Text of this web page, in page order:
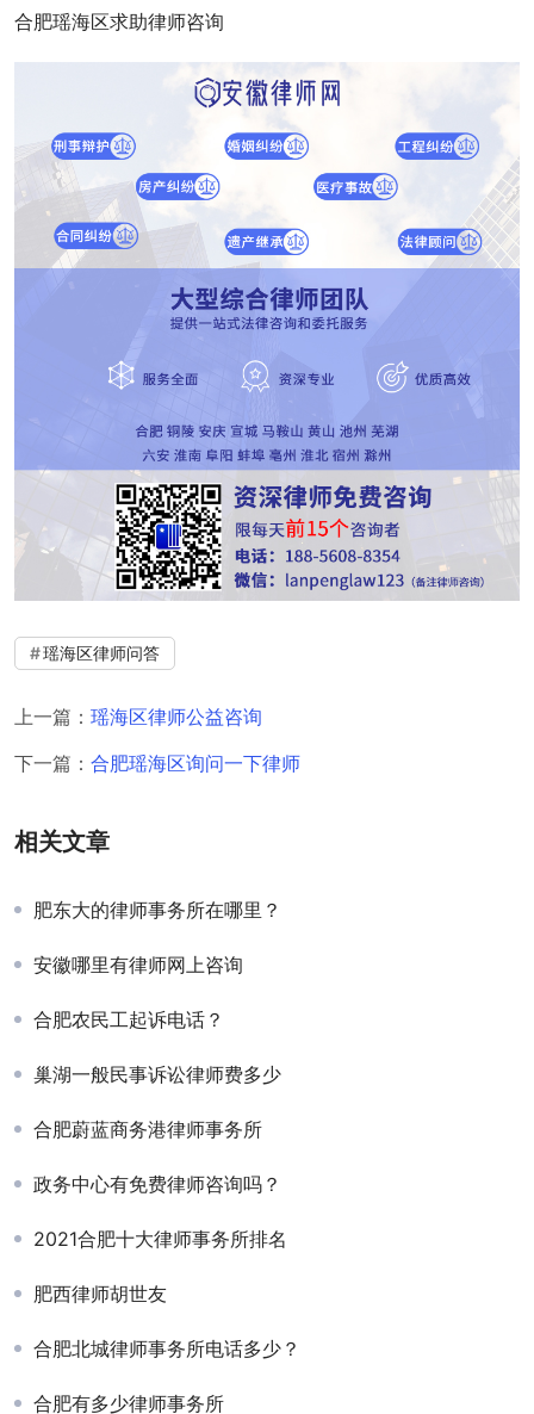
合肥瑶海区求助律师咨询
瑶海区律师问答
上一篇： 瑶海区律师公益咨询
下一篇： 合肥瑶海区询问一下律师
相关文章
肥东大的律师事务所在哪里？
安徽哪里有律师网上咨询
合肥农民工起诉电话？
巢湖一般民事诉讼律师费多少
合肥蔚蓝商务港律师事务所
政务中心有免费律师咨询吗？
2021合肥十大律师事务所排名
肥西律师胡世友
合肥北城律师事务所电话多少？
合肥有多少律师事务所